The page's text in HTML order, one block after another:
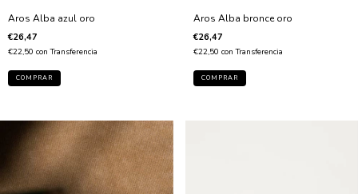
Aros Alba azul oro
€26,47
€22,50 con Transferencia
Aros Alba bronce oro
€26,47
€22,50 con Transferencia